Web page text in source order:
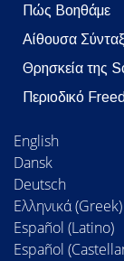
Πώς Βοηθάμε
Αίθουσα
Θρησκεία της
Περιοδικό
English
Dansk
Deutsch
Ελληνικά (Greek)
Español (Latino)
Español